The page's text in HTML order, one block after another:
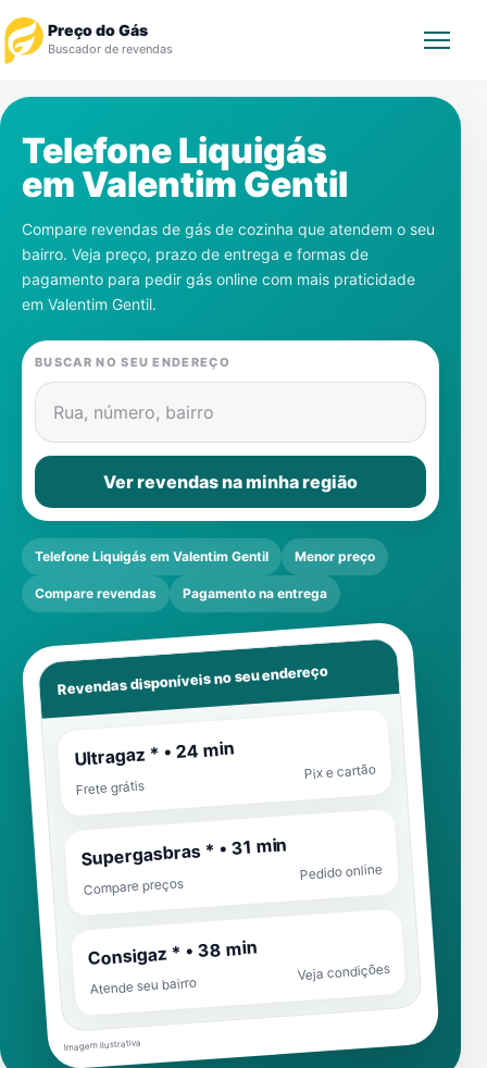
Preço do Gás
Buscador de revendas
Revendedor
Notícias
Cadastre-se
Gás
Contatos
Telefone Liquigás
em Valentim Gentil
Compare revendas de gás de cozinha que atendem o seu
bairro. Veja preço, prazo de entrega e formas de
pagamento para pedir gás online com mais praticidade
em Valentim Gentil.
BUSCAR NO SEU ENDEREÇO
Rua, número, bairro
Ver revendas na minha região
Telefone Liquigás em Valentim Gentil Menor preço
Compare revendas Pagamento na entrega
Revendas disponíveis no seu endereço
Ultragaz * • 24 min
Frete grátis
Pix e cartão
Supergasbras * • 31 min
Compare preços
Pedido online
Consigaz * • 38 min
Atende seu bairro
Veja condições
Imagem ilustrativa